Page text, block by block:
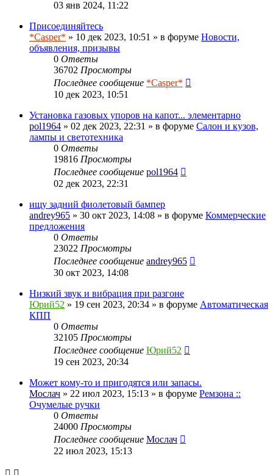
03 янв 2024, 11:22
Присоединяйтесь
*Casper* » 10 дек 2023, 10:51 » в форуме Новости,
объявления, призывы
0 Ответы
36702 Просмотры
Последнее сообщение *Casper*
10 дек 2023, 10:51
Установка газовых упоров на капот... элементарно
pol1964 » 02 дек 2023, 22:31 » в форуме Салон и кузов,
лампы и светотехника
0 Ответы
19816 Просмотры
Последнее сообщение pol1964
02 дек 2023, 22:31
ищу задний фиолетовый бампер
andrey965 » 30 окт 2023, 14:08 » в форуме Коммерческие
предложения
0 Ответы
23022 Просмотры
Последнее сообщение andrey965
30 окт 2023, 14:08
Низкий звук и вибрация при разгоне
Юрий52 » 19 сен 2023, 20:34 » в форуме Автоматическая
КПП
0 Ответы
32105 Просмотры
Последнее сообщение Юрий52
19 сен 2023, 20:34
Может кому-то и пригодятся или запасы.
Мослач » 22 июл 2023, 15:13 » в форуме Ремзона ::
Очумелые ручки
0 Ответы
24000 Просмотры
Последнее сообщение Мослач
22 июл 2023, 15:13